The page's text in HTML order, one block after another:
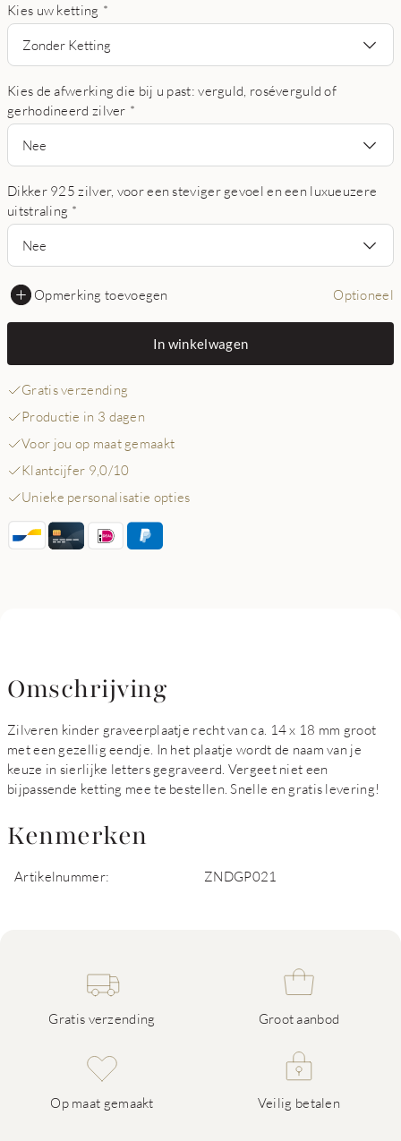
Kies uw ketting *
Zonder Ketting
Kies de afwerking die bij u past: verguld, roséverguld of
gerhodineerd zilver *
Nee
Dikker 925 zilver, voor een steviger gevoel en een luxueuzere
uitstraling *
Nee
Opmerking toevoegen Optioneel
In winkelwagen
Gratis verzending
Productie in 3 dagen
Voor jou op maat gemaakt
Klantcijfer 9,0/10
Unieke personalisatie opties
Omschrijving
Zilveren kinder graveerplaatje recht van ca. 14 x 18 mm groot
met een gezellig eendje. In het plaatje wordt de naam van je
keuze in sierlijke letters gegraveerd. Vergeet niet een
bijpassende ketting mee te bestellen. Snelle en gratis levering!
Kenmerken
Artikelnummer: ZNDGP021
Gratis verzending Groot aanbod
Op maat gemaakt Veilig betalen